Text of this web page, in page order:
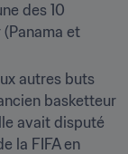
des 10
et
autres buts
basketteur
avait disputé
la FIFA en